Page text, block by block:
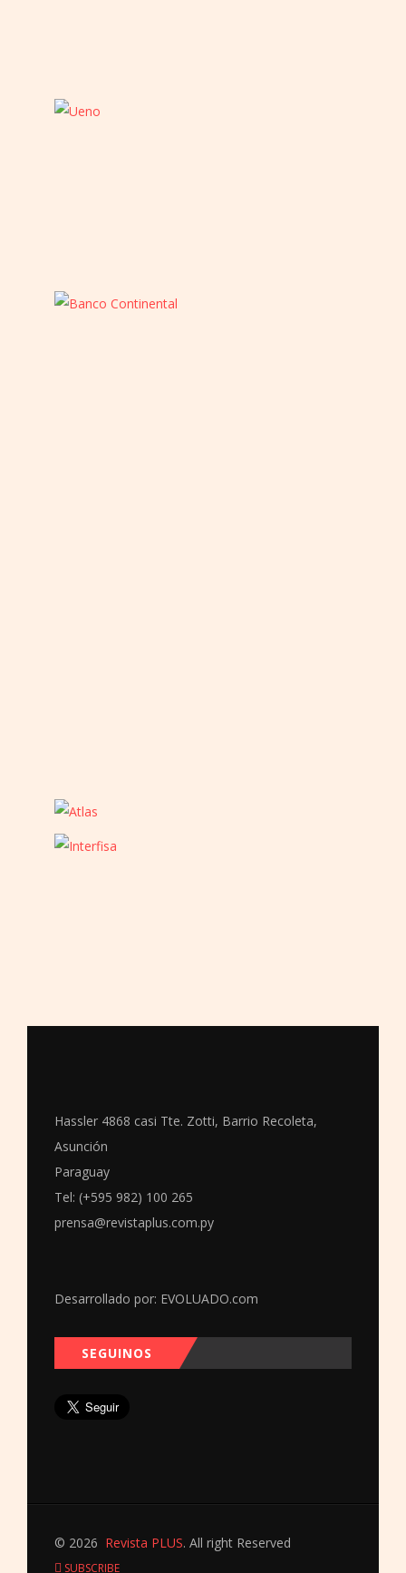
Hassler 4868 casi Tte. Zotti, Barrio Recoleta,
Asunción
Paraguay
Tel: (+595 982) 100 265
prensa@revistaplus.com.py
Desarrollado por: EVOLUADO.com
SEGUINOS
© 2026 Revista PLUS. All right Reserved
SUBSCRIBE